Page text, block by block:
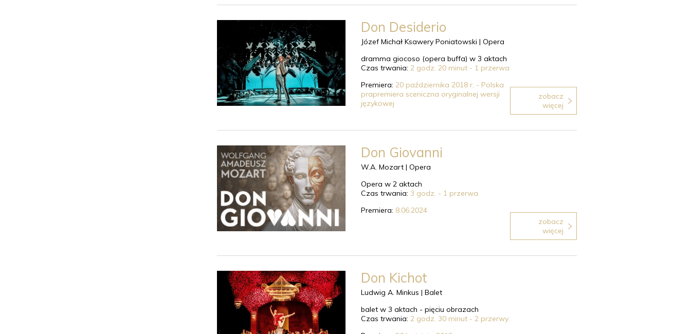
Don Desiderio
Józef Michał Ksawery Poniatowski | Opera
dramma giocoso (opera buffa) w 3 aktach
Czas trwania: 2 godz. 20 minut - 1 przerwa
Premiera: 20 października 2018 r. - Polska
prapremiera sceniczna oryginalnej wersji
językowej
zobacz
więcej
Don Giovanni
W.A. Mozart | Opera
Opera w 2 aktach
Czas trwania: 3 godz. - 1 przerwa
Premiera: 8.06.2024
zobacz
więcej
Don Kichot
Ludwig A. Minkus | Balet
balet w 3 aktach - pięciu obrazach
Czas trwania: 2 godz. 30 minut - 2 przerwy